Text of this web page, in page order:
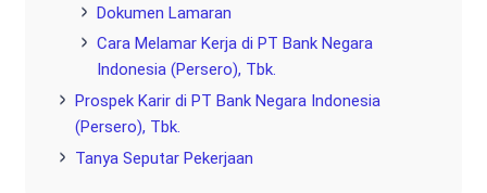
Dokumen Lamaran
Cara Melamar Kerja di PT Bank Negara
Indonesia (Persero), Tbk.
Prospek Karir di PT Bank Negara Indonesia
(Persero), Tbk.
Tanya Seputar Pekerjaan